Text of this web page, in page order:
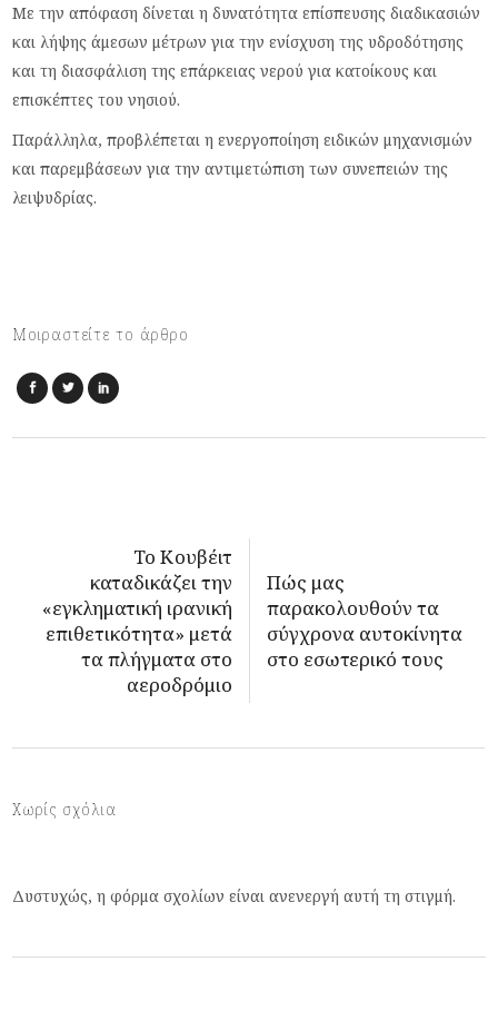
Με την απόφαση δίνεται η δυνατότητα επίσπευσης διαδικασιών
και λήψης άμεσων μέτρων για την ενίσχυση της υδροδότησης
και τη διασφάλιση της επάρκειας νερού για κατοίκους και
επισκέπτες του νησιού.
Παράλληλα, προβλέπεται η ενεργοποίηση ειδικών μηχανισμών
και παρεμβάσεων για την αντιμετώπιση των συνεπειών της
λειψυδρίας.
Μοιραστείτε το άρθρο
Το Κουβέιτ
καταδικάζει την
«εγκληματική ιρανική
επιθετικότητα» μετά
τα πλήγματα στο
αεροδρόμιο
Πώς μας
παρακολουθούν τα
σύγχρονα αυτοκίνητα
στο εσωτερικό τους
Χωρίς σχόλια
Δυστυχώς, η φόρμα σχολίων είναι ανενεργή αυτή τη στιγμή.